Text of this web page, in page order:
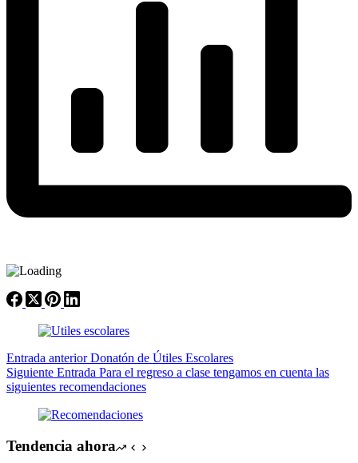
Entrada anteriorDonatón de Útiles Escolares
Siguiente Entrada Para el regreso a clase tengamos en cuenta las
siguientes recomendaciones
Tendencia ahora